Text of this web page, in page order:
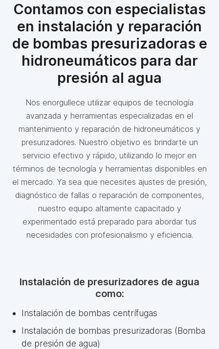
Contamos con especialistas
en instalación y reparación
de bombas presurizadoras e
hidroneumáticos para dar
presión al agua
Nos enorgullece utilizar equipos de tecnología
avanzada y herramientas especializadas en el
mantenimiento y reparación de hidroneumáticos y
presurizadores. Nuestro objetivo es brindarte un
servicio efectivo y rápido, utilizando lo mejor en
términos de tecnología y herramientas disponibles en
el mercado. Ya sea que necesites ajustes de presión,
diagnóstico de fallas o reparación de componentes,
nuestro equipo altamente capacitado y
experimentado está preparado para abordar tus
necesidades con profesionalismo y eficiencia.
Instalación de presurizadores de agua
como:
Instalación de bombas centrífugas
Instalación de bombas presurizadoras (Bomba
de presión de agua)